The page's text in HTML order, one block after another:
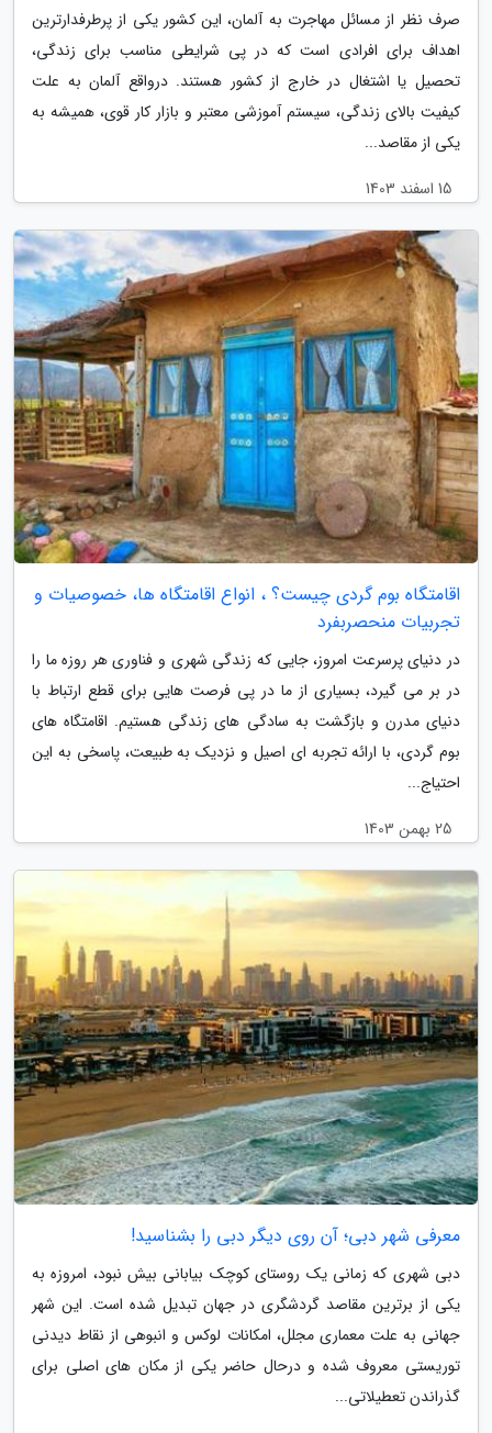
صرف نظر از مسائل مهاجرت به آلمان، این کشور یکی از پرطرفدارترین
اهداف برای افرادی است که در پی شرایطی مناسب برای زندگی،
تحصیل یا اشتغال در خارج از کشور هستند. درواقع آلمان به علت
کیفیت بالای زندگی، سیستم آموزشی معتبر و بازار کار قوی، همیشه به
یکی از مقاصد...
15 اسفند 1403
اقامتگاه بوم گردی چیست؟ ، انواع اقامتگاه ها، خصوصیات و
تجربیات منحصربفرد
در دنیای پرسرعت امروز، جایی که زندگی شهری و فناوری هر روزه ما را
در بر می گیرد، بسیاری از ما در پی فرصت هایی برای قطع ارتباط با
دنیای مدرن و بازگشت به سادگی های زندگی هستیم. اقامتگاه های
بوم گردی، با ارائه تجربه ای اصیل و نزدیک به طبیعت، پاسخی به این
احتیاج...
25 بهمن 1403
معرفی شهر دبی؛ آن روی دیگر دبی را بشناسید!
دبی شهری که زمانی یک روستای کوچک بیابانی بیش نبود، امروزه به
یکی از برترین مقاصد گردشگری در جهان تبدیل شده است. این شهر
جهانی به علت معماری مجلل، امکانات لوکس و انبوهی از نقاط دیدنی
توریستی معروف شده و درحال حاضر یکی از مکان های اصلی برای
گذراندن تعطیلاتی...